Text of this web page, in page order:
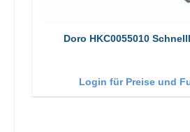
Doro HKC0055010
Login für Preise und